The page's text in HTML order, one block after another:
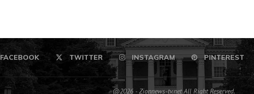
FACEBOOK TWITTER INSTAGRAM PINTEREST
@2026 - Zionnews-tv.net All Right Reserved.